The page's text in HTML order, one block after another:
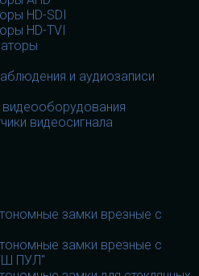
HD-SDI
HD-TVI
и аудиозаписи
видеосигнала
замки врезные с
замки врезные с
ПУЛ"